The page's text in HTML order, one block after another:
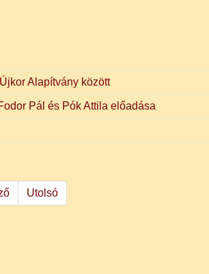
Alapítvány között
Pál és Pók Attila előadása
Utolsó